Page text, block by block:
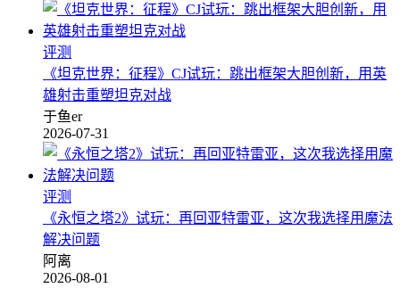
评测
《坦克世界：征程》CJ试玩：跳出框架大胆创新，用英
雄射击重塑坦克对战
于鱼er
2026-07-31
评测
《永恒之塔2》试玩：再回亚特雷亚，这次我选择用魔法
解决问题
阿离
2026-08-01